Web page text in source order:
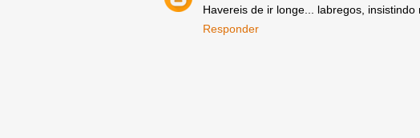
Havereis de ir longe... labregos, insistindo
Responder